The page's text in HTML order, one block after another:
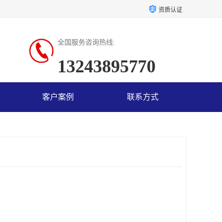
资质认证
全国服务咨询热线:
13243895770
客户案例 联系方式